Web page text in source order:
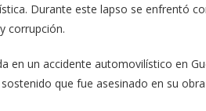
Durante este lapso se enfrentó
corrupción.
en un accidente automovilístico en
que fue asesinado en su